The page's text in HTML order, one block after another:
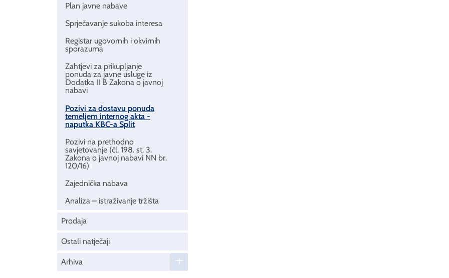
Plan javne nabave
Sprječavanje sukoba interesa
Registar ugovornih i okvirnih
sporazuma
Zahtjevi za prikupljanje
ponuda za javne usluge iz
Dodatka II B Zakona o javnoj
nabavi
Pozivi za dostavu ponuda
temeljem internog akta -
naputka KBC-a Split
Pozivi na prethodno
savjetovanje (čl. 198. st. 3.
Zakona o javnoj nabavi NN br.
120/16)
Zajednička nabava
Analiza – istraživanje tržišta
Prodaja
Ostali natječaji
Arhiva